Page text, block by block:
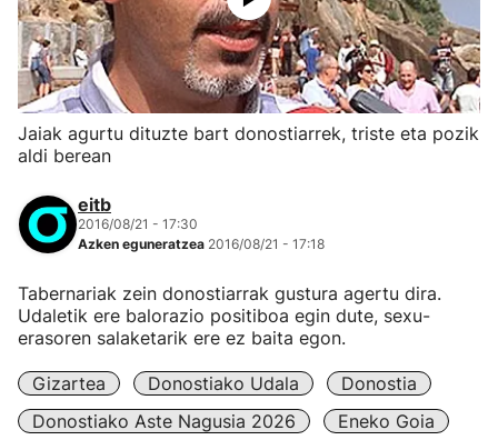
Jaiak agurtu dituzte bart donostiarrek, triste eta pozik
aldi berean
eitb
2016/08/21 - 17:30
Azken eguneratzea 2016/08/21 - 17:18
Tabernariak zein donostiarrak gustura agertu dira.
Udaletik ere balorazio positiboa egin dute, sexu-
erasoren salaketarik ere ez baita egon.
Gizartea Donostiako Udala
Donostia
Donostiako Aste Nagusia 2026
Eneko Goia